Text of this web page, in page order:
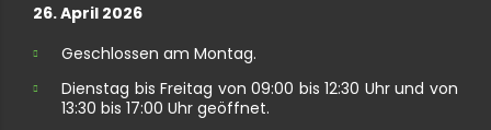
26. April 2026
Geschlossen am Montag.
Dienstag bis Freitag von 09:00 bis 12:30 Uhr und von
13:30 bis 17:00 Uhr geöffnet.